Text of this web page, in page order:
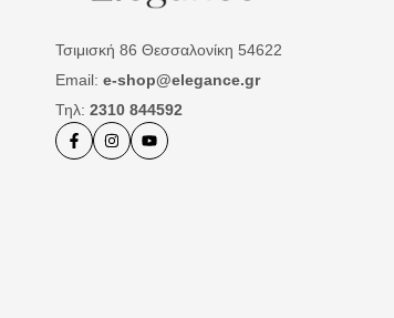
Τσιμισκή 86 Θεσσαλονίκη 54622
Email: e-shop@elegance.gr
Τηλ: 2310 844592